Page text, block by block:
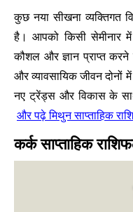
कुछ नया सीखना व्यक्तिगत
है। आपको किसी सेमीनार
कौशल और ज्ञान प्राप्त
और व्यावसायिक जीवन
नए ट्रेंड्स और विकास के
और पढ़े मिथुन साप्ताहिक
कर्क साप्ताहिक